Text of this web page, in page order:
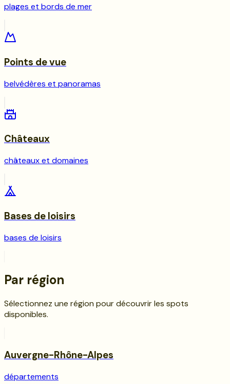
plages et bords de mer
Points de vue
belvédères et panoramas
Châteaux
châteaux et domaines
Bases de loisirs
bases de loisirs
Par région
Sélectionnez une région pour découvrir les spots
disponibles.
Auvergne-Rhône-Alpes
départements